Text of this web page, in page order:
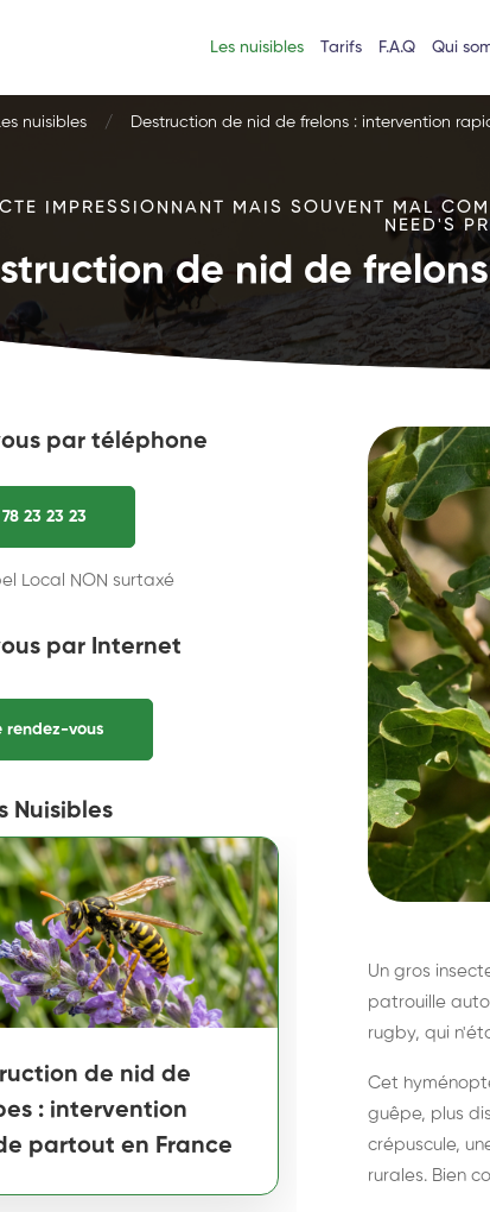
Les nuisibles Tarifs F.A.Q Qui
nuisibles Destruction de nid de frelons : intervention
IMPRESSIONNANT MAIS SOUVENT MAL
NEED'S
de nid de
par téléphone
23 23 23
Local NON surtaxé
par Internet
rendez-vous
Nuisibles
de nid de
: intervention
partout en France
frelons
France
Un gros
patrouille
rugby, qui
Cet
guêpe, plus
crépuscule,
rurales. Bien